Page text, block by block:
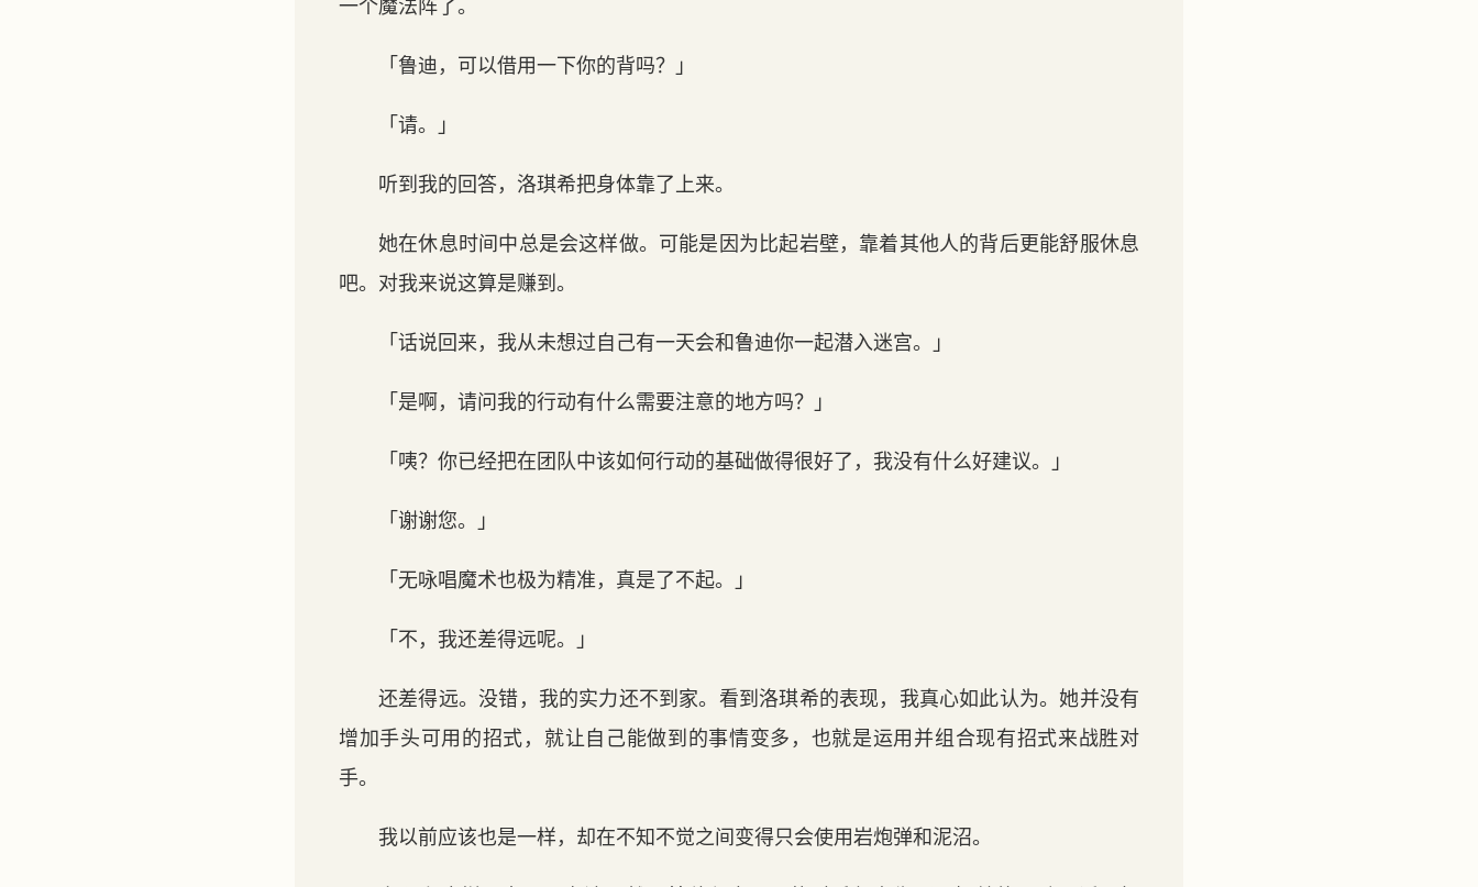
一个魔法阵了。
「鲁迪，可以借用一下你的背吗？」
「请。」
听到我的回答，洛琪希把身体靠了上来。
她在休息时间中总是会这样做。可能是因为比起岩壁，靠着其他人的背后更能舒服休息
吧。对我来说这算是赚到。
「话说回来，我从未想过自己有一天会和鲁迪你一起潜入迷宫。」
「是啊，请问我的行动有什么需要注意的地方吗？」
「咦？你已经把在团队中该如何行动的基础做得很好了，我没有什么好建议。」
「谢谢您。」
「无咏唱魔术也极为精准，真是了不起。」
「不，我还差得远呢。」
还差得远。没错，我的实力还不到家。看到洛琪希的表现，我真心如此认为。她并没有
增加手头可用的招式，就让自己能做到的事情变多，也就是运用并组合现有招式来战胜对
手。
我以前应该也是一样，却在不知不觉之间变得只会使用岩炮弹和泥沼。